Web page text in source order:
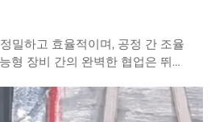
밀하고 효율적이며, 공정 간 조율
형 장비 간의 완벽한 협업은 뛰어